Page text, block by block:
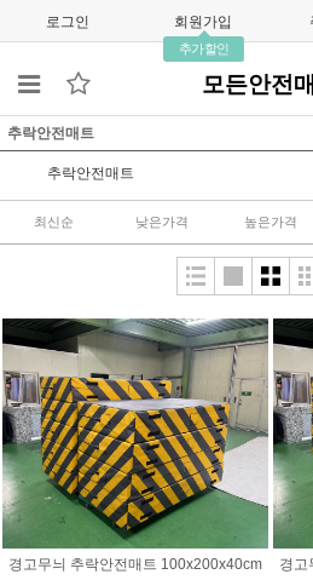
로그인 회원가입
추가할인
모든안전
추락안전매트
추락안전매트
최신순 낮은가격 높은가격
경고무늬 추락안전매트 100x200x40cm
경고